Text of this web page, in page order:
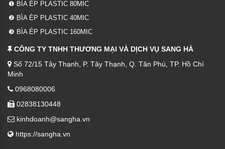
❶ BÌA ÉP PLASTIC 80MIC
❷ BÌA ÉP PLASTIC 40MIC
❸ BÌA ÉP PLASTIC 160MIC
CÔNG TY TNHH THƯƠNG MẠI VÀ DỊCH VỤ SANG HÀ
Số 72/15 Tây Thạnh, P. Tây Thạnh, Q. Tân Phú, TP. Hồ Chí
Minh
0968080006
02838130448
kinhdoanh@sangha.vn
https://sangha.vn